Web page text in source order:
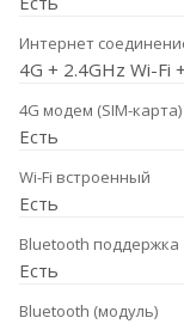
Интернет
4G + 2.4GHz Wi-Fi
4G модем (SIM-карта)
Есть
Wi-Fi встроенный
Есть
Bluetooth поддержка
Есть
Bluetooth (модуль)